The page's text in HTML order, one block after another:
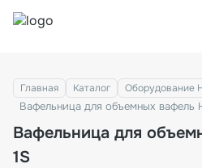
Главная Каталог Оборудование
Вафельница для объемных вафель
Вафельница для
1S